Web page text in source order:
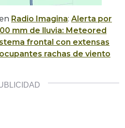
Radio Imagina: Alerta por
mm de lluvia: Meteored
frontal con extensas
rachas de viento